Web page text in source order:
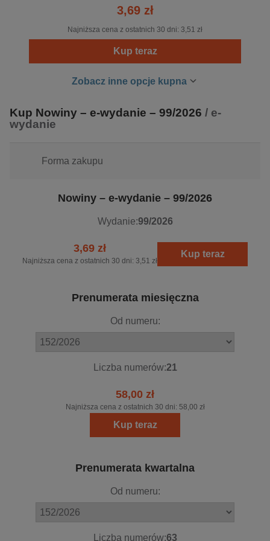
3,69 zł
Najniższa cena z ostatnich 30 dni: 3,51 zł
Kup teraz
Zobacz inne opcje kupna
Kup Nowiny – e-wydanie – 99/2026 / e-
wydanie
Forma zakupu
Nowiny – e-wydanie – 99/2026
Wydanie:99/2026
3,69 zł
Najniższa cena z ostatnich 30 dni: 3,51 zł
Kup teraz
Prenumerata miesięczna
Od numeru:
Liczba numerów:21
58,00 zł
Najniższa cena z ostatnich 30 dni: 58,00 zł
Kup teraz
Prenumerata kwartalna
Od numeru:
Liczba numerów:63